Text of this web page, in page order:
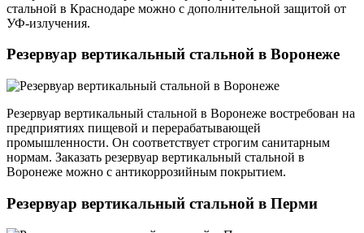
стальной в Краснодаре можно с дополнительной защитой от
УФ-излучения.
Резервуар вертикальный стальной в Воронеже
Резервуар вертикальный стальной в Воронеже востребован на
предприятиях пищевой и перерабатывающей
промышленности. Он соответствует строгим санитарным
нормам. Заказать резервуар вертикальный стальной в
Воронеже можно с антикоррозийным покрытием.
Резервуар вертикальный стальной в Перми